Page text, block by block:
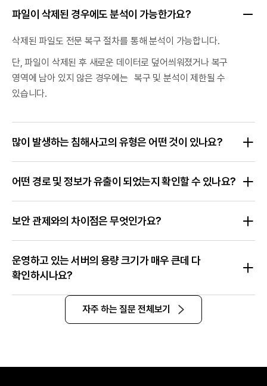
파일이 삭제된 경우에도 분석이 가능한가요?
삭제된 파일도 전문 복구 절차를 통해 분석이 가능합니다.
단, 파일이 삭제된 후 새로운 데이터로 덮어씌워졌거나 복구
영역에 남아 있지 않은 경우에는 복구 및 분석이 제한될 수
있습니다.
많이 발생하는 침해사고의 유형은 어떤 것이 있나요?
어떤 경로 및 정보가 유출이 되었는지 확인할 수 있나요?
보안 관제와의 차이점은 무엇인가요?
운영하고 있는 서버의 용량 크기가 매우 큰데 다
확인하시나요?
자주 하는 질문 전체보기